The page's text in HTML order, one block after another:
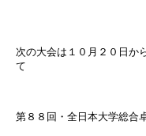
次の大会は１０月２０日か
て
第８８回・全日本大学総合